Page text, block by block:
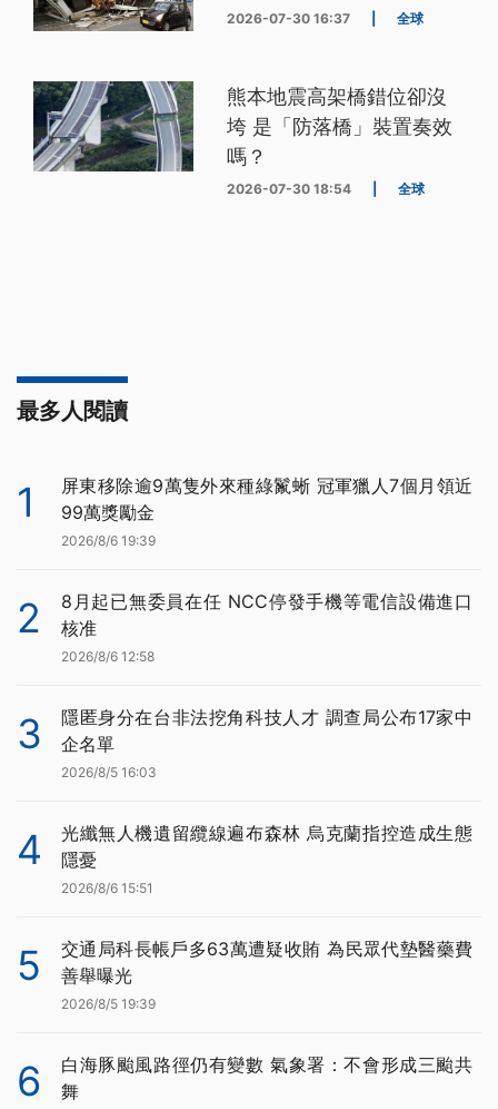
2026-07-30 16:37 全球
熊本地震高架橋錯位卻沒
垮 是「防落橋」裝置奏效
嗎？
2026-07-30 18:54 全球
最多人閱讀
1
屏東移除逾9萬隻外來種綠鬣蜥 冠軍獵人7個月領近
99萬獎勵金
2026/8/6 19:39
2
8月起已無委員在任 NCC停發手機等電信設備進口
核准
2026/8/6 12:58
3
隱匿身分在台非法挖角科技人才 調查局公布17家中
企名單
2026/8/5 16:03
4
光纖無人機遺留纜線遍布森林 烏克蘭指控造成生態
隱憂
2026/8/6 15:51
5
交通局科長帳戶多63萬遭疑收賄 為民眾代墊醫藥費
善舉曝光
2026/8/5 19:39
6
白海豚颱風路徑仍有變數 氣象署：不會形成三颱共
舞